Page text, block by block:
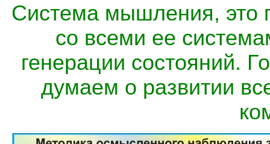
Система мышления, это
со всеми ее
генерации состояний.
думаем о развитии